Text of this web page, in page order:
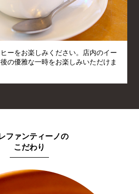
ーをお楽しみください。店内のイー
の優雅な一時をお楽しみいただけま
ファンティーノの
こだわり